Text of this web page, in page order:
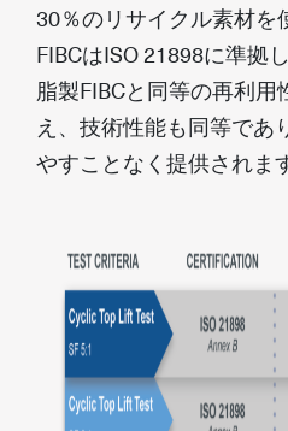
30％のリサイクル素材を
FIBCはISO 21898に準拠
脂製FIBCと同等の再利
え、技術性能も同等であ
やすことなく提供されま